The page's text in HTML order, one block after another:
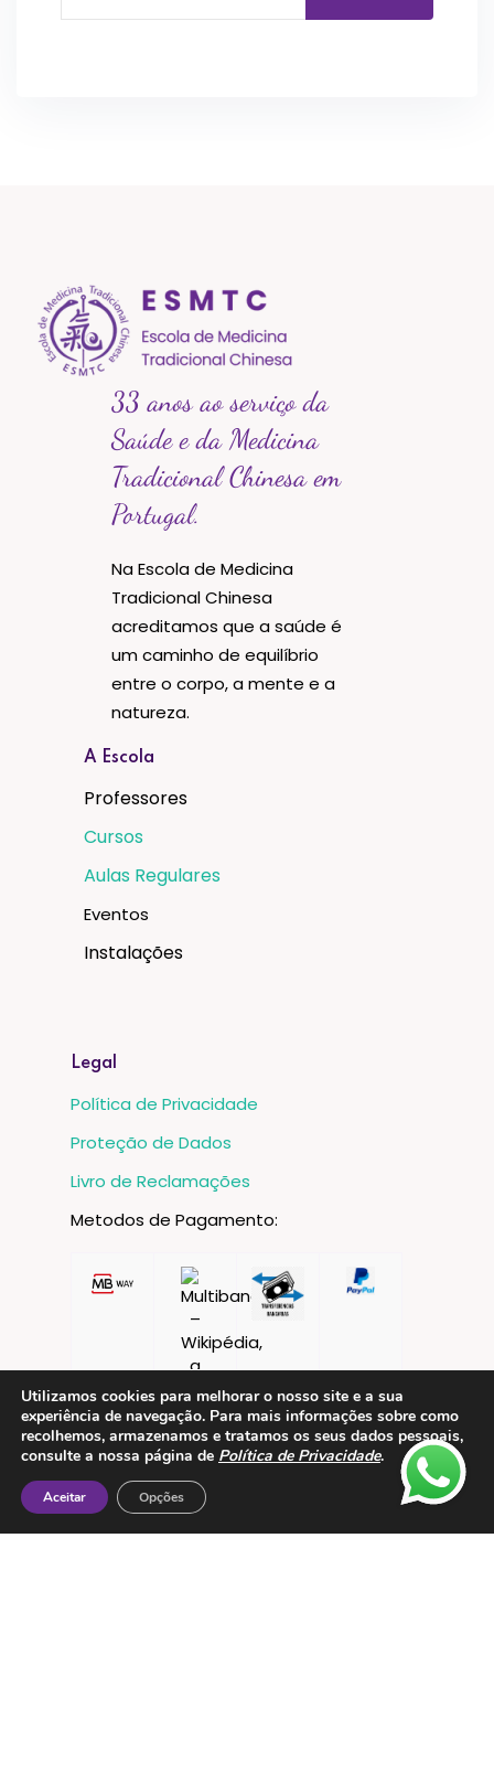
33 anos ao serviço da
Saúde e da Medicina
Tradicional Chinesa em
Portugal.
Na Escola de Medicina
Tradicional Chinesa
acreditamos que a saúde é
um caminho de equilíbrio
entre o corpo, a mente e a
natureza.
A Escola
Professores
Cursos
Aulas Regulares
Eventos
Instalações
Legal
Política de Privacidade
Proteção de Dados
Livro de Reclamações
Metodos de Pagamento:
Utilizamos cookies para melhorar o nosso site e a sua
experiência de navegação. Para mais informações sobre como
recolhemos, armazenamos e tratamos os seus dados pessoais,
consulte a nossa página de Política de Privacidade.
Aceitar Opções